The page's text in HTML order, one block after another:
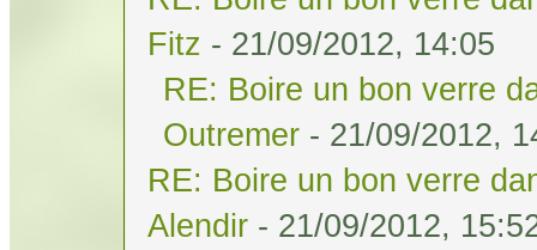
Fitz - 21/09/2012, 14:05
RE: Boire un bon verre
Outremer - 21/09/2012,
RE: Boire un bon verre
Alendir - 21/09/2012,